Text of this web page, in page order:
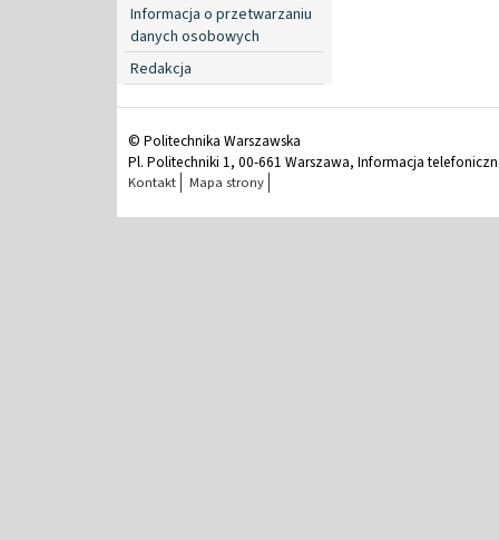
Informacja o przetwarzaniu
danych osobowych
Redakcja
© Politechnika Warszawska
Pl. Politechniki 1, 00-661 Warszawa, Informacja
Kontakt Mapa strony